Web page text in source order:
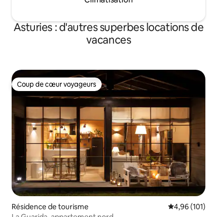
Asturies : d'autres superbes locations de
vacances
Coup de cœur voyageurs
Coup de cœur voyageurs
Résidence de tourisme Évaluation
4,96 (101)